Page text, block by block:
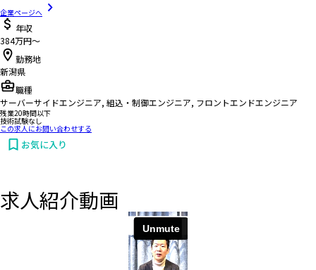
企業ページへ
年収
384万円〜
勤務地
新潟県
職種
サーバーサイドエンジニア, 組込・制御エンジニア, フロントエンドエンジニア
残業20時間以下
技術試験なし
この求人にお問い合わせする
お気に入り
お問い合わせする
求人紹介動画